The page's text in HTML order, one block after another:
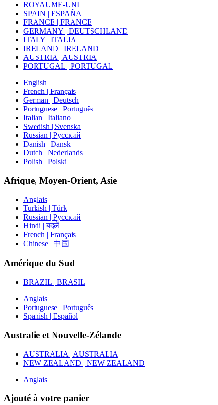
ROYAUME-UNI
SPAIN | ESPAÑA
FRANCE | FRANCE
GERMANY | DEUTSCHLAND
ITALY | ITALIA
IRELAND | IRELAND
AUSTRIA | AUSTRIA
PORTUGAL | PORTUGAL
English
French | Français
German | Deutsch
Portuguese | Português
Italian | Italiano
Swedish | Svenska
Russian | Русский
Danish | Dansk
Dutch | Nederlands
Polish | Polski
Afrique, Moyen-Orient, Asie
Anglais
Turkish | Türk
Russian | Русский
Hindi | बदलें
French | Français
Chinese | 中国
Amérique du Sud
BRAZIL | BRASIL
Anglais
Portuguese | Português
Spanish | Español
Australie et Nouvelle-Zélande
AUSTRALIA | AUSTRALIA
NEW ZEALAND | NEW ZEALAND
Anglais
Ajouté à votre panier